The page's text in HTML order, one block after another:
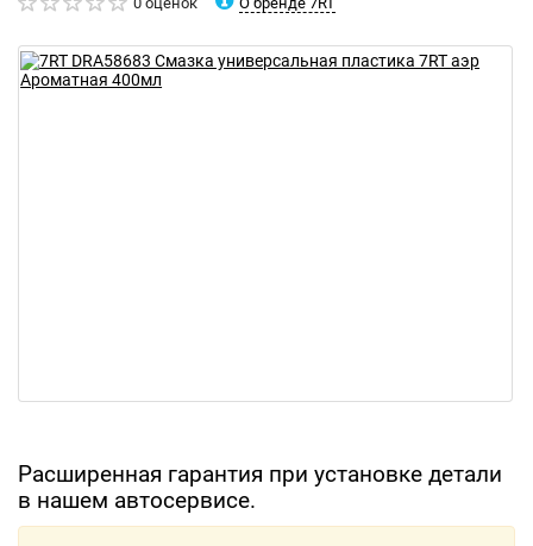
Расширенная гарантия при установке детали
в нашем автосервисе.